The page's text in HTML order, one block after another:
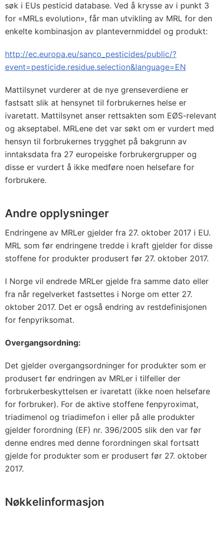
søk i EUs pesticid database. Ved å krysse av i punkt 3
for «MRLs evolution», får man utvikling av MRL for den
enkelte kombinasjon av plantevernmiddel og produkt:
http://ec.europa.eu/sanco_pesticides/public/?
event=pesticide.residue.selection&language=EN
Mattilsynet vurderer at de nye grenseverdiene er
fastsatt slik at hensynet til forbrukernes helse er
ivaretatt. Mattilsynet anser rettsakten som EØS-relevant
og akseptabel. MRLene det var søkt om er vurdert med
hensyn til forbrukernes trygghet på bakgrunn av
inntaksdata fra 27 europeiske forbrukergrupper og
disse er vurdert å ikke medføre noen helsefare for
forbrukere.
Andre opplysninger
Endringene av MRLer gjelder fra 27. oktober 2017 i EU.
MRL som før endringene tredde i kraft gjelder for disse
stoffene for produkter produsert før 27. oktober 2017.
I Norge vil endrede MRLer gjelde fra samme dato eller
fra når regelverket fastsettes i Norge om etter 27.
oktober 2017. Det er også endring av restdefinisjonen
for fenpyriksomat.
Overgangsordning:
Det gjelder overgangsordninger for produkter som er
produsert før endringen av MRLer i tilfeller der
forbrukerbeskyttelsen er ivaretatt (ikke noen helsefare
for forbruker). For de aktive stoffene fenpyroximat,
triadimenol og triadimefon i eller på alle produkter
gjelder forordning (EF) nr. 396/2005 slik den var før
denne endres med denne forordningen skal fortsatt
gjelde for produkter som er produsert før 27. oktober
2017.
Nøkkelinformasjon